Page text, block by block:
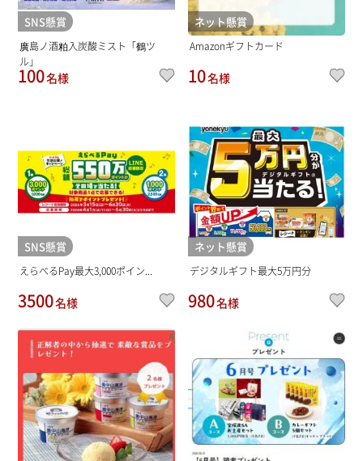
SNS懸賞
廣島ノ酒粕入炭酸ミスト「鶴ツ
ル」
100名様
ネット懸賞
Amazonギフトカード
10名様
SNS懸賞
えらべるPay最大3,000ポイン...
3500名様
ネット懸賞
デジタルギフト最大5万円分
980名様